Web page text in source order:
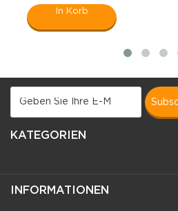
In Korb
KATEGORIEN
INFORMATIONEN